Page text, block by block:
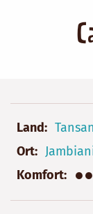
Land
Ort
Komfort